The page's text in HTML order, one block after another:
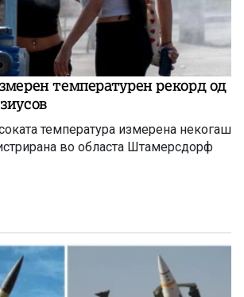
температурен рекорд од
температура измерена некогаш
во областа Штамерсдорф